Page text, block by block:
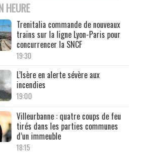
HEURE
Trenitalia commande de nouveaux
trains sur la ligne Lyon-Paris pour
concurrencer la SNCF
19:30
L’Isère en alerte sévère aux
incendies
19:00
Villeurbanne : quatre coups de feu
tirés dans les parties communes
d’un immeuble
18:15